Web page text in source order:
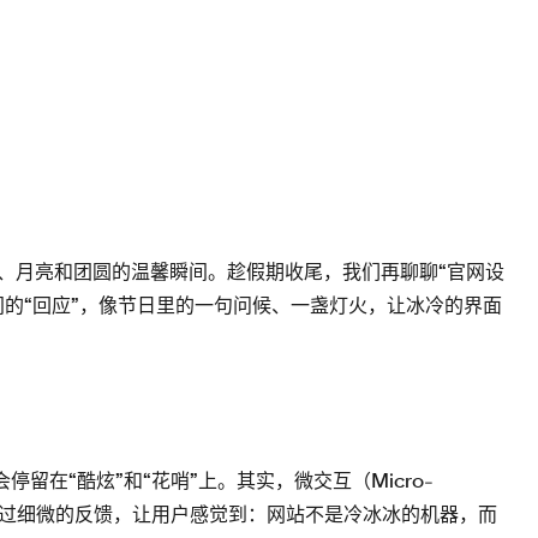
亮和团圆的温馨瞬间。趁假期收尾，我们再聊聊“官网设
“回应”，像节日里的一句问候、一盏灯火，让冰冷的界面
停留在“酷炫”和“花哨”上。其实，微交互（Micro-
微的反馈，让用户感觉到：网站不是冷冰冰的机器，而